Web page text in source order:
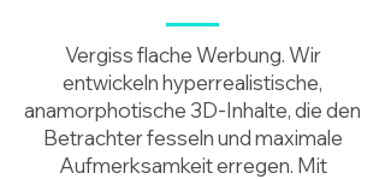
Vergiss flache Werbung. Wir
entwickeln hyperrealistische,
anamorphotische 3D-Inhalte, die den
Betrachter fesseln und maximale
Aufmerksamkeit erregen. Mit